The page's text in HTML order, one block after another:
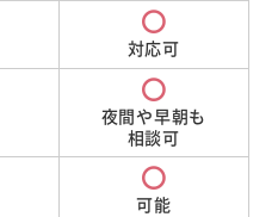
対応可
夜間や早朝も
相談可
可能